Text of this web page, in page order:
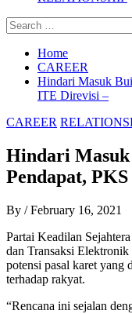
Search
for:
Home
CAREER
Hindari Masuk
ITE Direvisi –
CAREER
Hindari
Pendapat,
By / February 16, 2021
Partai Keadilan
dan Transaksi
potensi pasal karet yang
terhadap rakyat.
“Rencana ini sejalan